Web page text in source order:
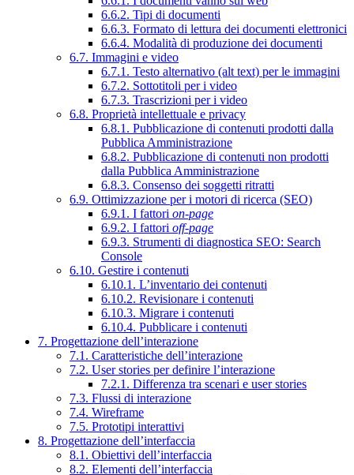
6.6.2. Tipi di documenti
6.6.3. Formato di lettura dei documenti elettronici
6.6.4. Modalità di produzione dei documenti
6.7. Immagini e video
6.7.1. Testo alternativo (alt text) per le immagini
6.7.2. Sottotitoli per i video
6.7.3. Trascrizioni per i video
6.8. Proprietà intellettuale e privacy
6.8.1. Pubblicazione di contenuti prodotti dalla
Pubblica Amministrazione
6.8.2. Pubblicazione di contenuti non prodotti
dalla Pubblica Amministrazione
6.8.3. Consenso dei soggetti ritratti
6.9. Ottimizzazione per i motori di ricerca (SEO)
6.9.1. I fattori on-page
6.9.2. I fattori off-page
6.9.3. Strumenti di diagnostica SEO: Search
Console
6.10. Gestire i contenuti
6.10.1. L’inventario dei contenuti
6.10.2. Revisionare i contenuti
6.10.3. Migrare i contenuti
6.10.4. Pubblicare i contenuti
7. Progettazione dell’interazione
7.1. Caratteristiche dell’interazione
7.2. User stories per definire l’interazione
7.2.1. Differenza tra scenari e user stories
7.3. Flussi di interazione
7.4. Wireframe
7.5. Prototipi interattivi
8. Progettazione dell’interfaccia
8.1. Obiettivi dell’interfaccia
8.2. Elementi dell’interfaccia